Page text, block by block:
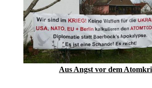
Aus Angst vor dem